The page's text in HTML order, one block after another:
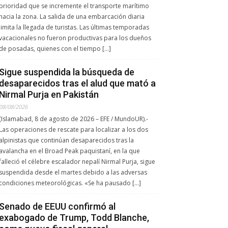
que se incremente el transporte marítimo
la zona. La salida de una embarcación diaria
la llegada de turistas. Las últimas temporadas
no fueron productivas para los dueños
posadas, quienes con el tiempo […]
suspendida la búsqueda de
tras el alud que mató a
Purja en Pakistán
08/2026
8 de agosto de 2026 – EFE / MundoUR).-
operaciones de rescate para localizar a los dos
que continúan desaparecidos tras la
en el Broad Peak paquistaní, en la que
el célebre escalador nepalí Nirmal Purja, sigue
desde el martes debido a las adversas
meteorológicas. «Se ha pausado […]
de EEUU confirmó al
de Trump, Todd Blanche,